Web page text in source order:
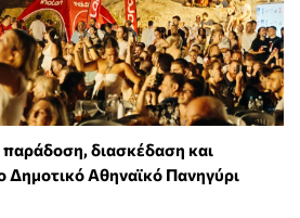
διασκέδαση και
Δημοτικό Αθηναϊκό Πανηγύρι